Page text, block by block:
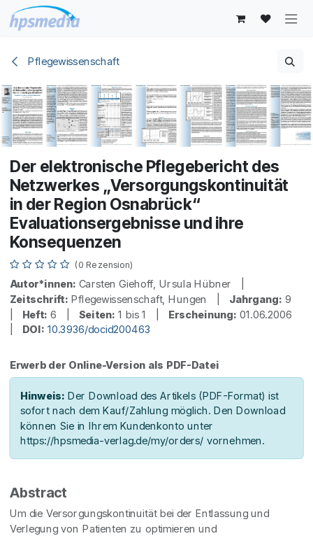
Zum Inhalt springen
Pflegewissenschaft
Der elektronische Pflegebericht des
Netzwerkes „Versorgungskontinuität
in der Region Osnabrück“
Evaluationsergebnisse und ihre
Konsequenzen
(0 Rezension)
Autor*innen: Carsten Giehoff, Ursula Hübner |
Zeitschrift: Pflegewissenschaft, Hungen | Jahrgang: 9
Heft: 6 | Seiten: 1 bis 1 | Erscheinung: 01.06.2006
DOI: 10.3936/docid200463
Erwerb der Online-Version als PDF-Datei
Hinweis: Der Download des Artikels (PDF-Format) ist
sofort nach dem Kauf/Zahlung möglich. Den Download
können Sie in Ihrem Kundenkonto unter
https://hpsmedia-verlag.de/my/orders/ vornehmen.
Abstract
Um die Versorgungskontinuität bei der Entlassung und
Verlegung von Patienten zu optimieren und